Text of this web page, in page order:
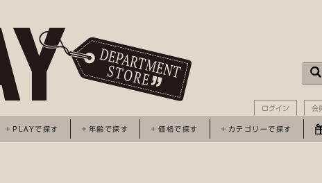
ログイン 会
PLAYで探す 年齢で探す 価格で探す カテゴリーで探す